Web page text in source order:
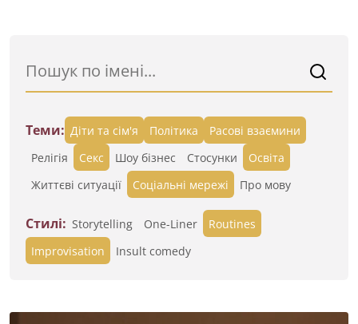
Теми: Діти та сім'я Політика
Расові взаємини
Релігія
Секс Шоу бізнес Стосунки
Освіта
Життєві ситуації
Cоціальні мережі Про мову
Стилі: Storytelling One-Liner
Routines
Improvisation
Insult comedy